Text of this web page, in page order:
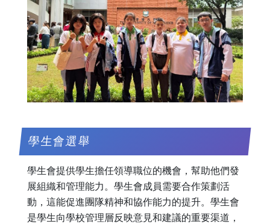
學生會選舉
學生會提供學生擔任領導職位的機會，幫助他們發
展組織和管理能力。學生會成員需要合作策劃活
動，這能促進團隊精神和協作能力的提升。學生會
是學生向學校管理層反映意見和建議的重要渠道，